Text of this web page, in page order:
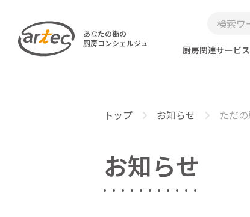
あなたの街の
厨房コンシェルジュ
厨房関連サービス
トップ お知らせ ただ
お知らせ